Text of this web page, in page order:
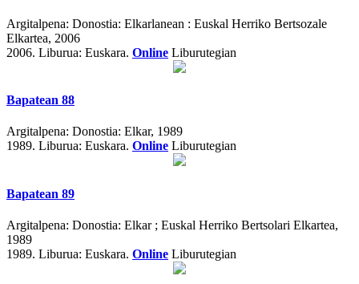
Argitalpena: Donostia: Elkarlanean : Euskal Herriko Bertsozale
Elkartea, 2006
2006. Liburua: Euskara. Online Liburutegian
Bapatean 88
Argitalpena: Donostia: Elkar, 1989
1989. Liburua: Euskara. Online Liburutegian
Bapatean 89
Argitalpena: Donostia: Elkar ; Euskal Herriko Bertsolari Elkartea,
1989
1989. Liburua: Euskara. Online Liburutegian